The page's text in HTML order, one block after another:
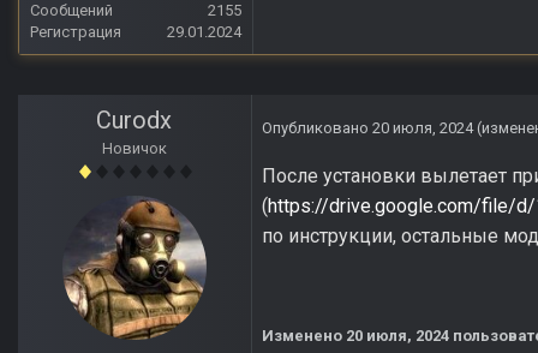
Сообщений
2155
Регистрация
29.01.2024
Curodx
Новичок
Опубликовано 20 июля, 2024
После установки вылетает
(https://drive.google.com/file/
по инструкции, остальные
Изменено 20 июля, 2024